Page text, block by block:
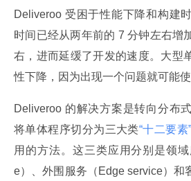
Deliveroo 受困于性能下降和构建
时间已经从两年前的 7 分钟左右增
右，进而延缓了开发的速度。大型
性下降，因为出现一个问题就可能
Deliveroo 的解决方案是转向分布
将单体程序切分为三大类“十二要素
用的方法。这三类应用分别是领
e）、外围服务（Edge service）和